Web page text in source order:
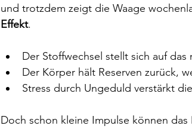
und trotzdem zeigt die Waage
Effekt.
Der Stoffwechsel stellt sich auf
Der Körper hält Reserven zurück,
Stress durch Ungeduld verstärkt
Doch schon kleine Impulse können das